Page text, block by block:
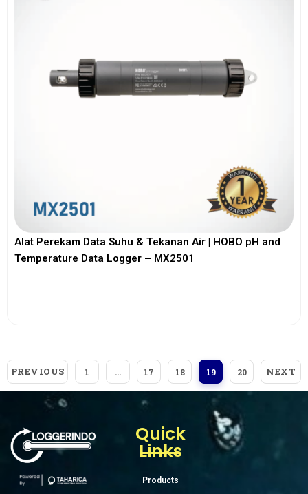
Alat Perekam Data Suhu & Tekanan Air | HOBO pH and
Temperature Data Logger – MX2501
PREVIOUS 1 … 17 18 19 20 NEXT
Quick
Links
Products